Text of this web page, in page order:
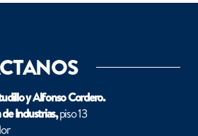
y Alfonso Cordero.
Industrias,piso 13